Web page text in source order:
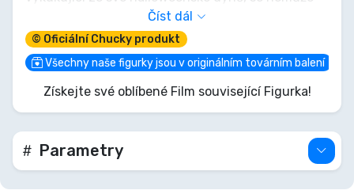
dočkat, až si bude hrát. S tím nevinným úsměvem
a malým nožíkem je dokonalým, děsivě roztomilým
přírůstkem do tvé sbírky. Jen se k němu neotáčej
zády! Ade due Damballa, přines si tohohle malého
psychopata domů!
Číst dál
© Oficiální Chucky produkt
Všechny naše figurky jsou v originálním továrním balení
Získejte své oblíbené Film související Figurka!
Parametry